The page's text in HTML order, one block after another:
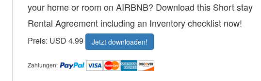
your home or room on AIRBNB? Download this Short stay
Rental Agreement including an Inventory checklist now!
Preis: USD 4.99 Jetzt downloaden!
Zahlungen: